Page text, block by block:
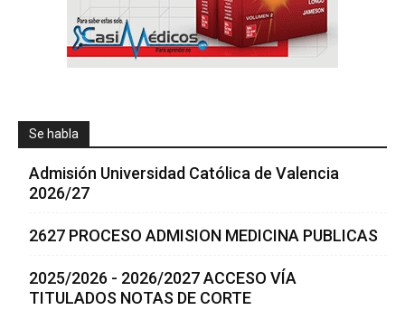
Se habla
Admisión Universidad Católica de Valencia
2026/27
2627 PROCESO ADMISION MEDICINA PUBLICAS
2025/2026 - 2026/2027 ACCESO VÍA
TITULADOS NOTAS DE CORTE